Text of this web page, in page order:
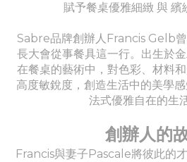
賦予餐桌優雅細緻 與 繽
Sabre品牌創辦人Francis Gelb
長大會從事餐具這一行。出生於
在餐桌的藝術中，對色彩、材料
高度敏銳度，創造生活中的美學
法式優雅自在的生
創辦人的
Francis與妻子Pascale將彼此的